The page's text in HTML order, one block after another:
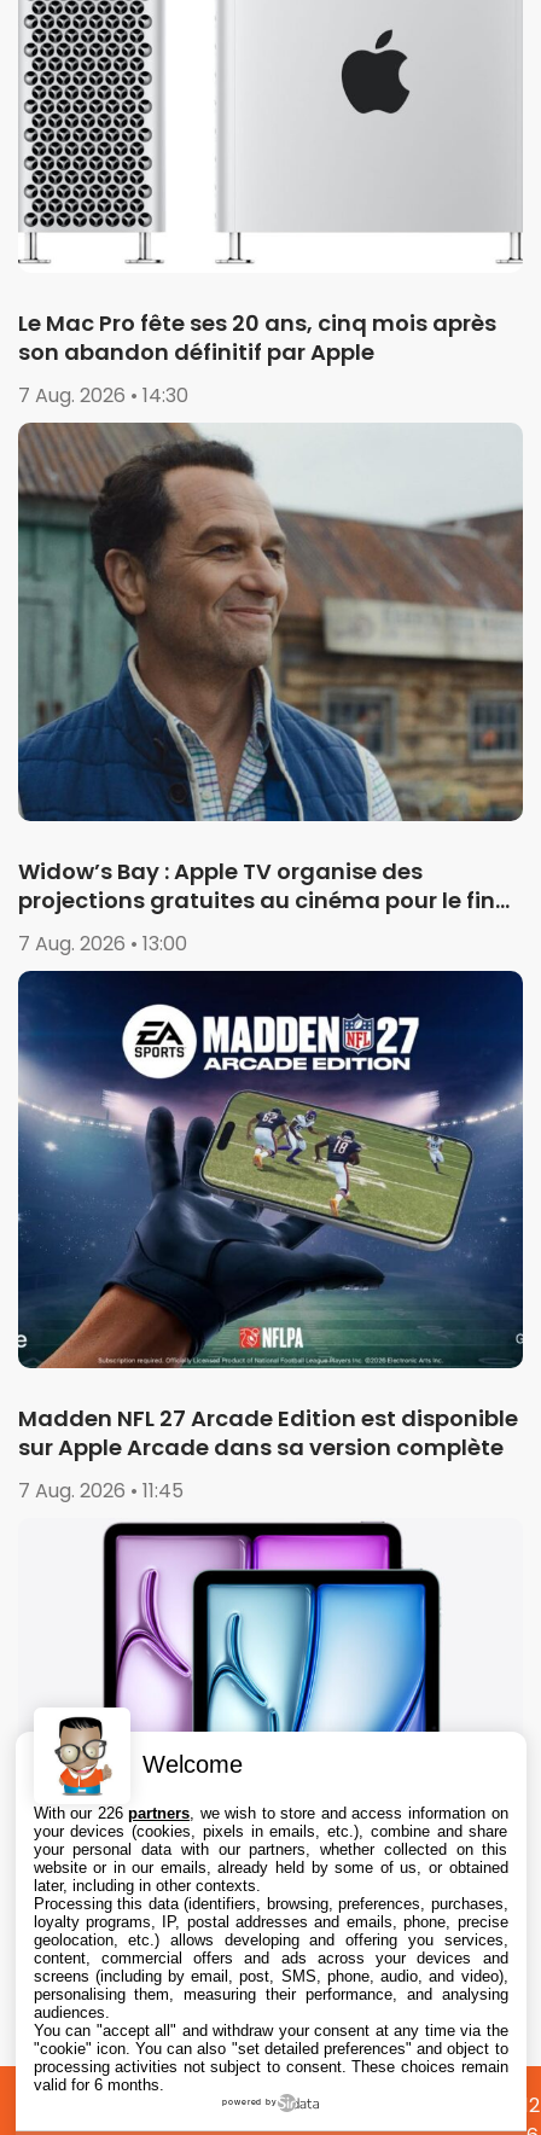
Le Mac Pro fête ses 20 ans, cinq mois après
son abandon définitif par Apple
7 Aug. 2026 • 14:30
Widow’s Bay : Apple TV organise des
projections gratuites au cinéma pour le final
de la saison 1
7 Aug. 2026 • 13:00
Madden NFL 27 Arcade Edition est disponible
sur Apple Arcade dans sa version complète
7 Aug. 2026 • 11:45
iPad : les ventes reculent de 8%, mais Apple
domine toujours outrageusement le marché
7 Aug. 2026 • 10:25
Préférences
Confidentialité
©
Welcome
With our 226partners , we wish to store and access information on
your devices (cookies, pixels in emails, etc.), combine and share
your personal data with our partners, whether collected on this
website or in our emails, already held by some of us, or obtained
later, including in other contexts.
Processing this data (identifiers, browsing, preferences, purchases,
loyalty programs, IP, postal addresses and emails, phone, precise
geolocation, etc.) allows developing and offering you services,
content, commercial offers and ads across your devices and
screens (including by email, post, SMS, phone, audio, and video),
personalising them, measuring their performance, and analysing
audiences.
You can "accept all" and withdraw your consent at any time via the
"cookie" icon. You can also "set detailed preferences" and object to
processing activities not subject to consent. These choices remain
valid for 6 months.
powered by